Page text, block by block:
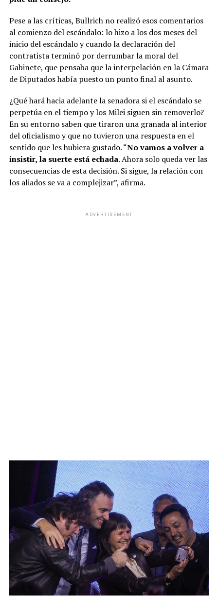
Pese a las críticas, Bullrich no realizó esos comentarios
al comienzo del escándalo: lo hizo a los dos meses del
inicio del escándalo y cuando la declaración del
contratista terminó por derrumbar la moral del
Gabinete, que pensaba que la interpelación en la Cámara
de Diputados había puesto un punto final al asunto.
¿Qué hará hacia adelante la senadora si el escándalo se
perpetúa en el tiempo y los Milei siguen sin removerlo?
En su entorno saben que tiraron una granada al interior
del oficialismo y que no tuvieron una respuesta en el
sentido que les hubiera gustado. “No vamos a volver a
insistir, la suerte está echada. Ahora solo queda ver las
consecuencias de esta decisión. Si sigue, la relación con
los aliados se va a complejizar”, afirma.
ADVERTISEMENT